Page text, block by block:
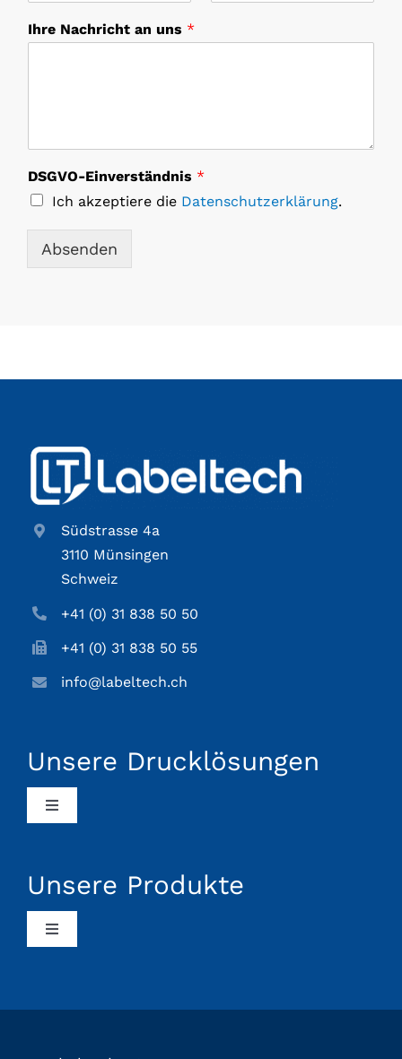
u
Ihre Nachricht an uns *
DSGVO-Einverständnis *
Ich akzeptiere die Datenschutzerklärung.
Absenden
Südstrasse 4a
3110 Münsingen
Schweiz
+41 (0) 31 838 50 50
+41 (0) 31 838 50 55
info@labeltech.ch
Unsere Drucklösungen
Toggle
Logistik-Branche
Unsere Produkte
Toggle